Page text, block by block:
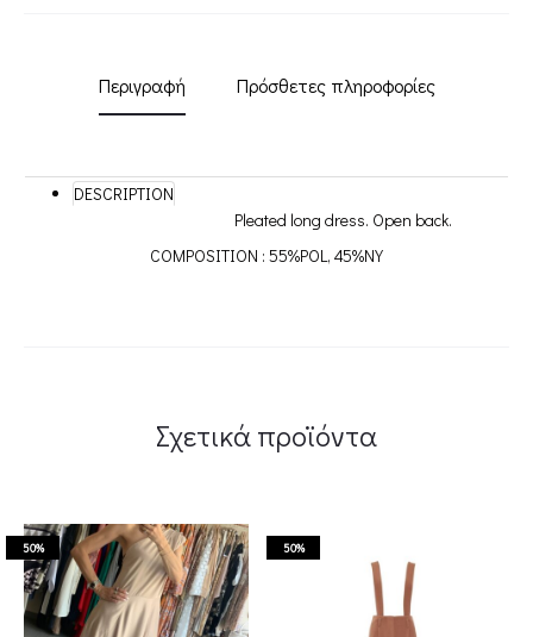
Περιγραφή Πρόσθετες πληροφορίες
DESCRIPTION
Pleated long dress. Open back.
COMPOSITION : 55%POL, 45%NY
Σχετικά προϊόντα
50% 50%